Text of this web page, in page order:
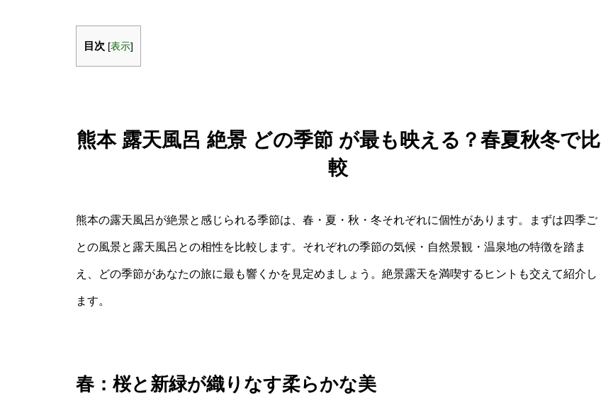
目次 [表示]
熊本 露天風呂 絶景 どの季節 が最も映える？春夏秋冬で比
較
熊本の露天風呂が絶景と感じられる季節は、春・夏・秋・冬それぞれに個性があります。まずは四季ご
との風景と露天風呂との相性を比較します。それぞれの季節の気候・自然景観・温泉地の特徴を踏ま
え、どの季節があなたの旅に最も響くかを見定めましょう。絶景露天を満喫するヒントも交えて紹介し
ます。
春：桜と新緑が織りなす柔らかな美